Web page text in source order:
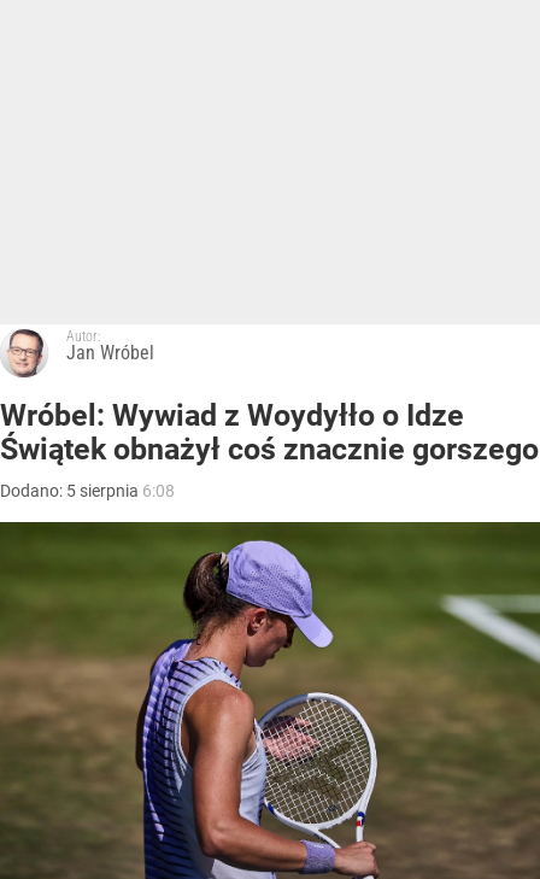
Autor:
Jan Wróbel
Wróbel: Wywiad z Woydyłło o Idze
Świątek obnażył coś znacznie gorszego
Dodano: 5 sierpnia 6:08